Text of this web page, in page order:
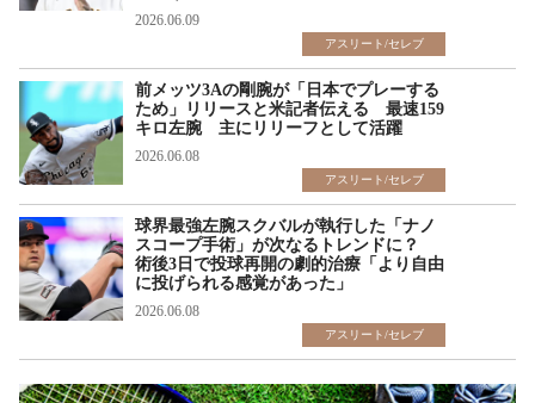
2026.06.09
アスリート/セレブ
前メッツ3Aの剛腕が「日本でプレーする
ため」リリースと米記者伝える 最速159
キロ左腕 主にリリーフとして活躍
2026.06.08
アスリート/セレブ
球界最強左腕スクバルが執行した「ナノ
スコープ手術」が次なるトレンドに？
術後3日で投球再開の劇的治療「より自由
に投げられる感覚があった」
2026.06.08
アスリート/セレブ